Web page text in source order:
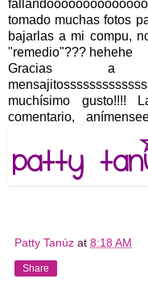
tomado muchas fotos
bajarlas a mi compu,
"remedio"??? hehehe
Gracias
muchísimo
comentario,
Patty Tanúz at 8:18 AM
Share